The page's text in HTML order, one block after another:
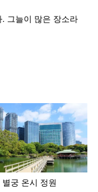
그늘이 많은 장소라
궁 온시 정원